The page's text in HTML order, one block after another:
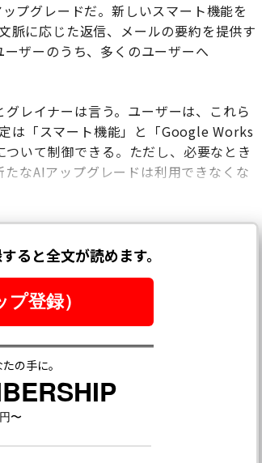
プグレードだ。新しいスマート機能を
脈に応じた返信、メールの要約を提供す
ザーのうち、多くのユーザーへ
レイナーは言う。ユーザーは、これら
は「スマート機能」と「Google Works
いて制御できる。ただし、必要なとき
なAIアップグレードは利用できなくな